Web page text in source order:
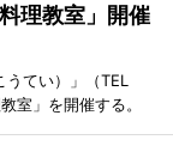
理教室」開催
てい）」（TEL
」を開催する。